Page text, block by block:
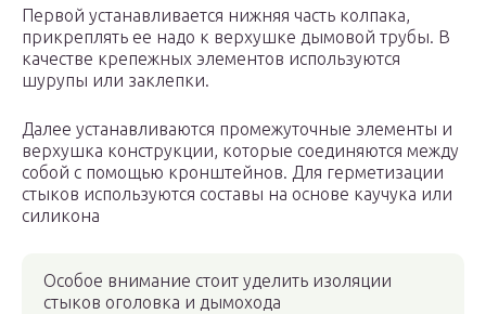
Первой устанавливается нижняя часть колпака,
прикреплять ее надо к верхушке дымовой трубы. В
качестве крепежных элементов используются
шурупы или заклепки.
Далее устанавливаются промежуточные элементы и
верхушка конструкции, которые соединяются между
собой с помощью кронштейнов. Для герметизации
стыков используются составы на основе каучука или
силикона
Особое внимание стоит уделить изоляции
стыков оголовка и дымохода